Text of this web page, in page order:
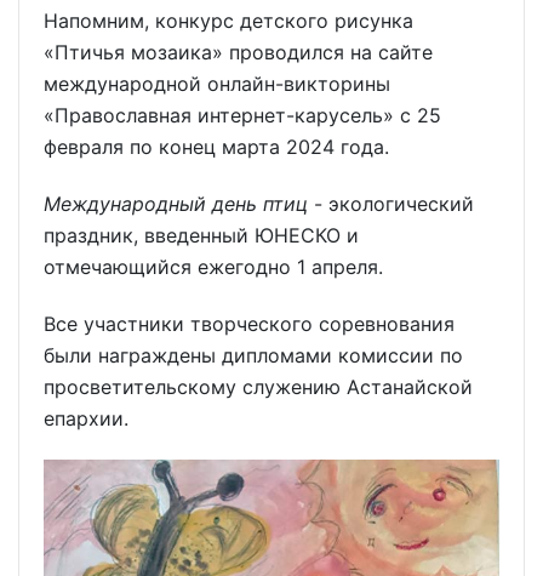
Напомним, конкурс детского рисунка
«Птичья мозаика» проводился на сайте
международной онлайн-викторины
«Православная интернет-карусель» с 25
февраля по конец марта 2024 года.
Международный день птиц - экологический
праздник, введенный ЮНЕСКО и
отмечающийся ежегодно 1 апреля.
Все участники творческого соревнования
были награждены дипломами комиссии по
просветительскому служению Астанайской
епархии.